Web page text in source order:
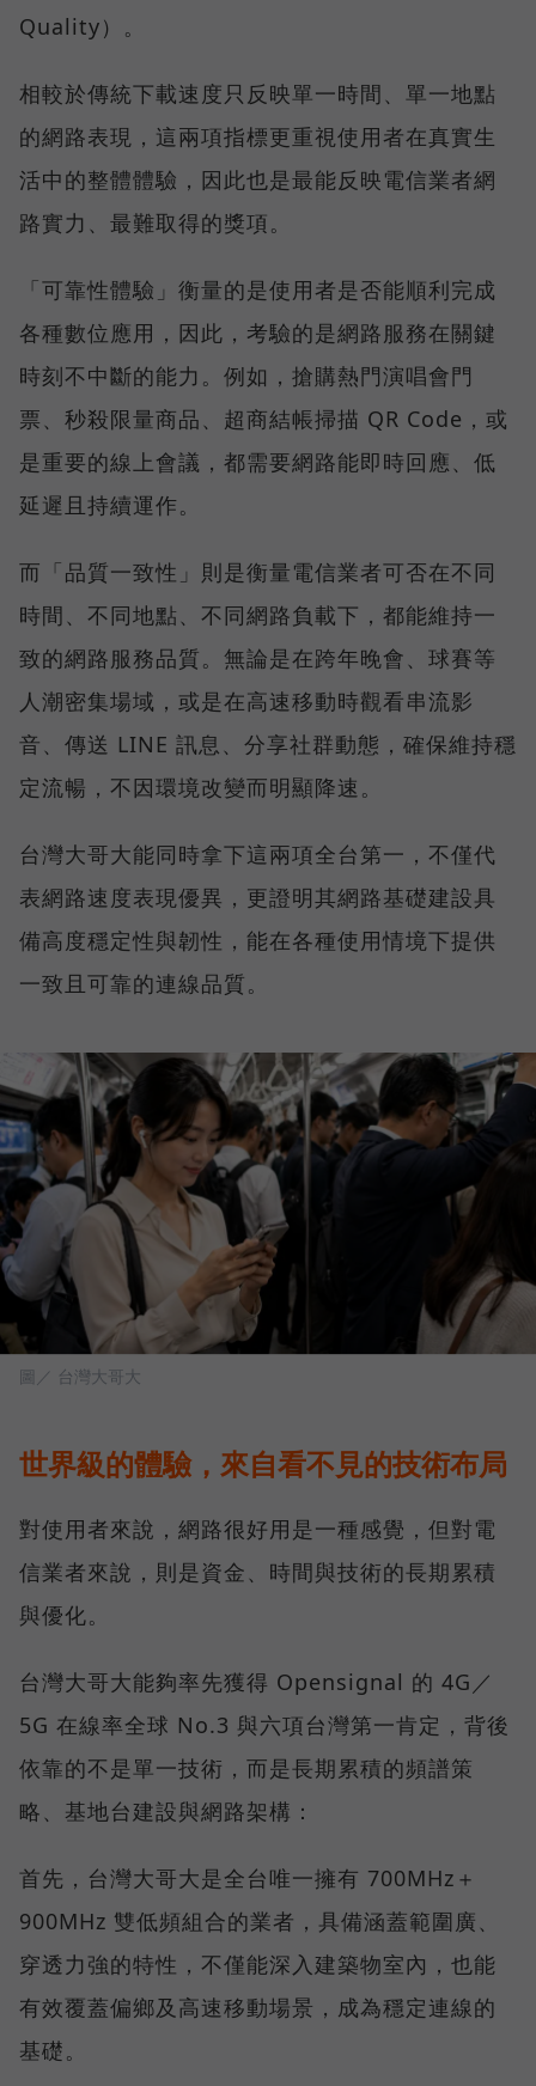
Quality）。
相較於傳統下載速度只反映單一時間、單一地點
的網路表現，這兩項指標更重視使用者在真實生
活中的整體體驗，因此也是最能反映電信業者網
路實力、最難取得的獎項。
「可靠性體驗」衡量的是使用者是否能順利完成
各種數位應用，因此，考驗的是網路服務在關鍵
時刻不中斷的能力。例如，搶購熱門演唱會門
票、秒殺限量商品、超商結帳掃描 QR Code，或
是重要的線上會議，都需要網路能即時回應、低
延遲且持續運作。
而「品質一致性」則是衡量電信業者可否在不同
時間、不同地點、不同網路負載下，都能維持一
致的網路服務品質。無論是在跨年晚會、球賽等
人潮密集場域，或是在高速移動時觀看串流影
音、傳送 LINE 訊息、分享社群動態，確保維持穩
定流暢，不因環境改變而明顯降速。
台灣大哥大能同時拿下這兩項全台第一，不僅代
表網路速度表現優異，更證明其網路基礎建設具
備高度穩定性與韌性，能在各種使用情境下提供
一致且可靠的連線品質。
圖／ 台灣大哥大
世界級的體驗，來自看不見的技術布局
對使用者來說，網路很好用是一種感覺，但對電
信業者來說，則是資金、時間與技術的長期累積
與優化。
台灣大哥大能夠率先獲得 Opensignal 的 4G／
5G 在線率全球 No.3 與六項台灣第一肯定，背後
依靠的不是單一技術，而是長期累積的頻譜策
略、基地台建設與網路架構：
首先，台灣大哥大是全台唯一擁有 700MHz＋
900MHz 雙低頻組合的業者，具備涵蓋範圍廣、
穿透力強的特性，不僅能深入建築物室內，也能
有效覆蓋偏鄉及高速移動場景，成為穩定連線的
基礎。